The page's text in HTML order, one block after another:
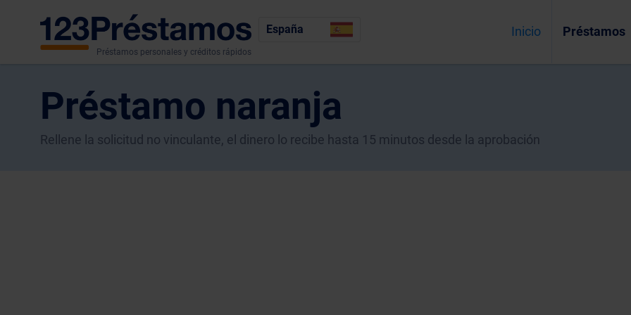
Préstamos personales y créditos rápidos
España Inicio Préstamos
Préstamo naranja
Rellene la solicitud no vinculante, el dinero lo recibe hasta 15 minutos desde la aprobación